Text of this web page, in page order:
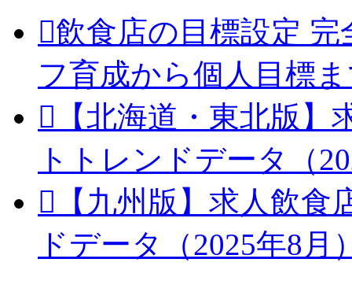
飲食店の目標設定
フ育成から個人目標
【北海道・東北版
トトレンドデータ（
【九州版】求人飲
ドデータ（2025年8月